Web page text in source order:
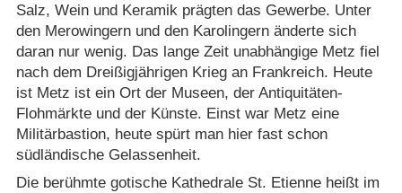
Salz, Wein und Keramik prägten das Gewerbe. Unter
den Merowingern und den Karolingern änderte sich
daran nur wenig. Das lange Zeit unabhängige Metz fiel
nach dem Dreißigjährigen Krieg an Frankreich. Heute
ist Metz ist ein Ort der Museen, der Antiquitäten-
Flohmärkte und der Künste. Einst war Metz eine
Militärbastion, heute spürt man hier fast schon
südländische Gelassenheit.
Die berühmte gotische Kathedrale St. Etienne heißt im